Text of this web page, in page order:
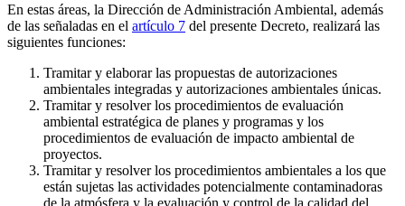
En estas áreas, la Dirección de Administración Ambiental, además
de las señaladas en el artículo 7 del presente Decreto, realizará las
siguientes funciones:
Tramitar y elaborar las propuestas de autorizaciones
ambientales integradas y autorizaciones ambientales únicas.
Tramitar y resolver los procedimientos de evaluación
ambiental estratégica de planes y programas y los
procedimientos de evaluación de impacto ambiental de
proyectos.
Tramitar y resolver los procedimientos ambientales a los que
están sujetas las actividades potencialmente contaminadoras
de la atmósfera y la evaluación y control de la calidad del